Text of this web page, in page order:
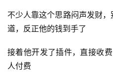
行
业
讯
不少人靠这个思路闷声发财
道，反正他的钱到手了
接着他开发了插件，直接收
人付费